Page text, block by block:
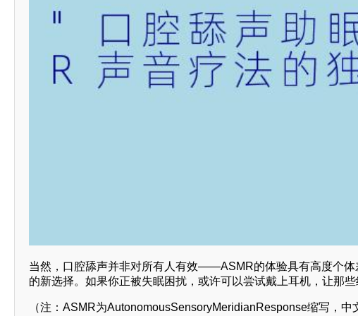
当然，口腔舔声并非对所有人有效——ASMR的体验具有高度个
的新选择。如果你正被失眠困扰，或许可以尝试戴上耳机，让那
（注：ASMR为AutonomousSensoryMeridianResponse缩写，中